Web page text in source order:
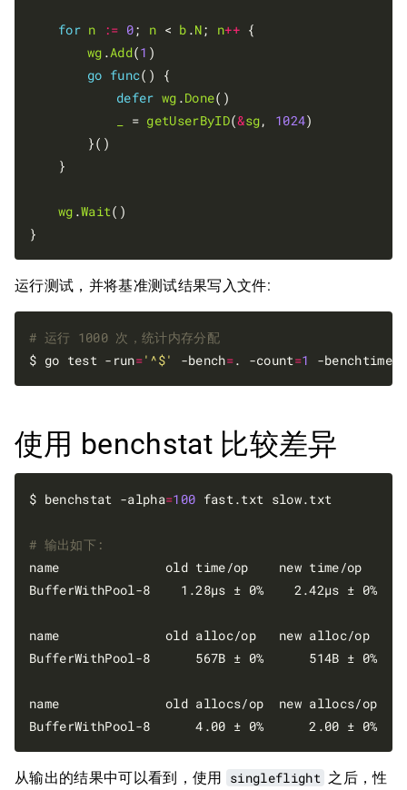
for n := 0; n < b .N; n++ {
wg .Add(1 )
go func() {
defer wg .Done()
= getUserByID(&sg, 1024)
wg .Wait()
运行测试，并将基准测试结果写入文件:
# 运行 1000 次，统计内存分配
$ go test -run='^$' -bench=. -count=1 -benchtime=
使用 benchstat 比较差异
$ benchstat -alpha=100 fast.txt slow.txt
# 输出如下:
name              old time/op    new time/op
BufferWithPool-8    1.28µs ± 0%    2.42µs ± 0%
name              old alloc/op   new alloc/op
BufferWithPool-8      567B ± 0%      514B ± 0%
name              old allocs/op  new allocs/op
BufferWithPool-8      4.00 ± 0%      2.00 ± 0%  -
从输出的结果中可以看到，使用 singleflight 之后，性